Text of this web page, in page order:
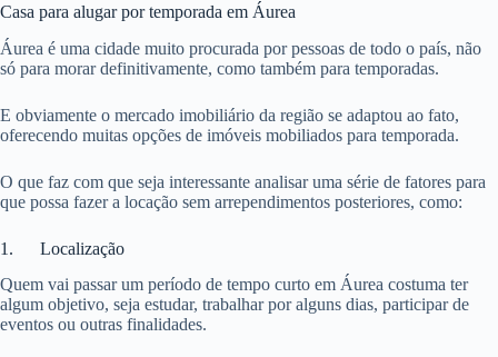
Casa para alugar por temporada em Áurea
Áurea é uma cidade muito procurada por pessoas de todo o país, não
só para morar definitivamente, como também para temporadas.
E obviamente o mercado imobiliário da região se adaptou ao fato,
oferecendo muitas opções de imóveis mobiliados para temporada.
O que faz com que seja interessante analisar uma série de fatores para
que possa fazer a locação sem arrependimentos posteriores, como:
1. Localização
Quem vai passar um período de tempo curto em Áurea costuma ter
algum objetivo, seja estudar, trabalhar por alguns dias, participar de
eventos ou outras finalidades.